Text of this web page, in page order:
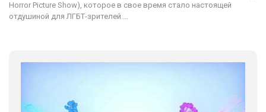
Horror Picture Show), которое в свое время стало настоящей
отдушиной для ЛГБТ-зрителей.…